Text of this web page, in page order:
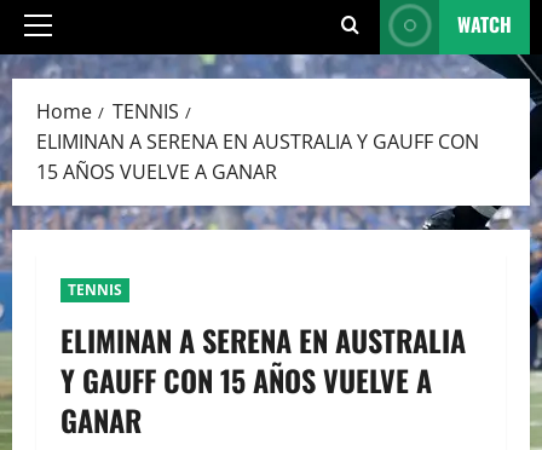
Primary
Menu
WATCH
Home
TENNIS
ELIMINAN A SERENA EN AUSTRALIA Y GAUFF CON
15 AÑOS VUELVE A GANAR
TENNIS
ELIMINAN A SERENA EN AUSTRALIA
Y GAUFF CON 15 AÑOS VUELVE A
GANAR